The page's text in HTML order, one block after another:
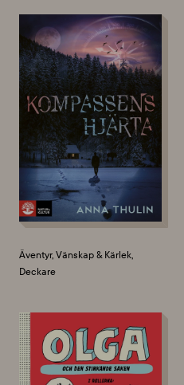
Äventyr, Vänskap & Kärlek,
Deckare